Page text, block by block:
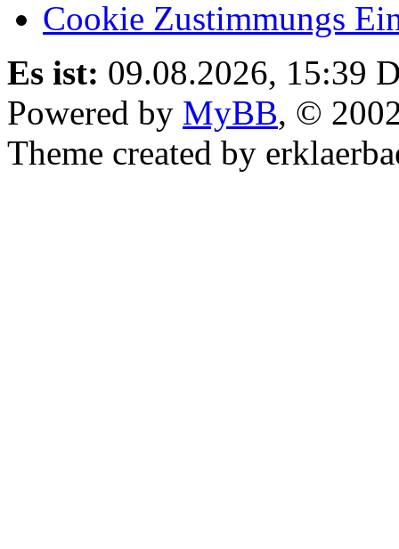
Cookie Zustimmungs
Es ist: 09.08.2026, 15:39
Powered by MyBB, ©
Theme created by